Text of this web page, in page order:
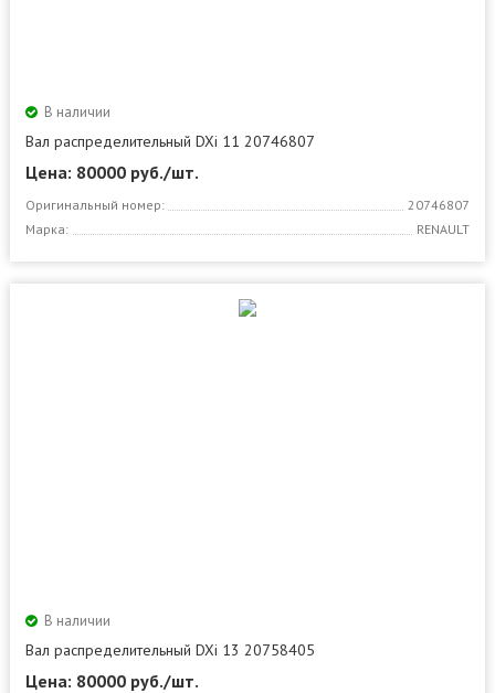
В наличии
Вал распределительный DXi 11 20746807
Цена: 80000 руб./шт.
Оригинальный номер:
20746807
Марка:
RENAULT
В наличии
Вал распределительный DXi 13 20758405
Цена: 80000 руб./шт.